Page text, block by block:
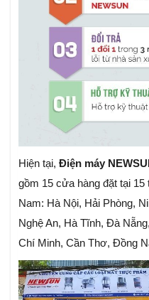
Hiện tại, Điện máy
gồm 15 cửa hàng đặt tại
Nam: Hà Nội, Hải Phòng,
Nghệ An, Hà Tĩnh, Đà
Chí Minh, Cần Thơ, Đồng